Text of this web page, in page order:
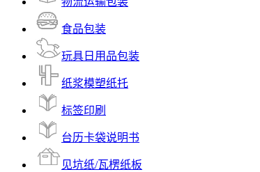
食品包装
玩具日用品包装
纸浆模塑纸托
标签印刷
台历卡袋说明书
见坑纸/瓦楞纸板